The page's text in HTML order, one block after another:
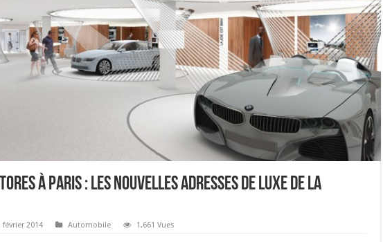
à Paris : les nouvelles adresses de luxe de la
février 2014 Automobile 1,661 Vues